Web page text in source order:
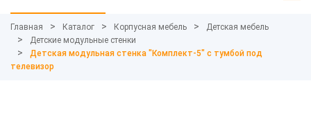
Главная Каталог Корпусная мебель
Детская мебель
Детские модульные стенки
Детская модульная стенка "Комплект-5" с тумбой под
телевизор